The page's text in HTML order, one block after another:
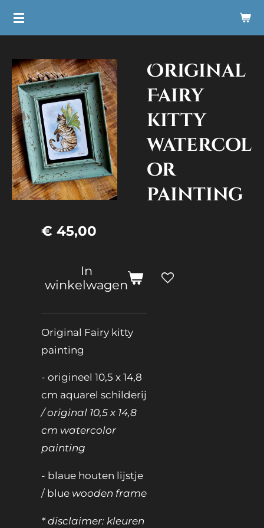
Ga
de
hoofdinhoud
Original
Fairy
kitty
watercol
or
painting
€ 45,00
In
winkelwagen
Original Fairy kitty
painting
- origineel 10,5 x 14,8
cm aquarel schilderij
/ original 10,5 x 14,8
cm watercolor
painting
- blaue houten lijstje
/ blue wooden frame
* disclaimer: kleuren